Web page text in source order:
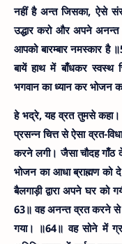
नहीं है अन्त जिसका, ऐसे
उद्धार करो और अपने
आपको बारम्बार नमस्कार है
बायें हाथ में बाँधकर स्वस्थ
भगवान का ध्यान कर भोजन
हे भद्रे, यह व्रत तुमसे कहा।
प्रसन्न चित्त से ऐसा व्रत-
करने लगी। जैसा चौदह गाँठ
भोजन का आधा ब्राह्मण को
बैलगाड़ी द्वारा अपने घर को
63॥ वह अनन्त व्रत करने से
गया। ॥64॥ वह सोने में